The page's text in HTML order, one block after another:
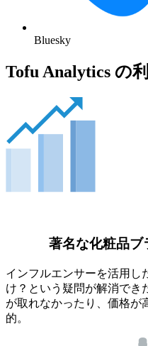
Bluesky
Tofu Analytics の
著名な化粧品ブ
インフルエンサーを活用し
け？という疑問が解消でき
が取れなかったり、価格が
的。